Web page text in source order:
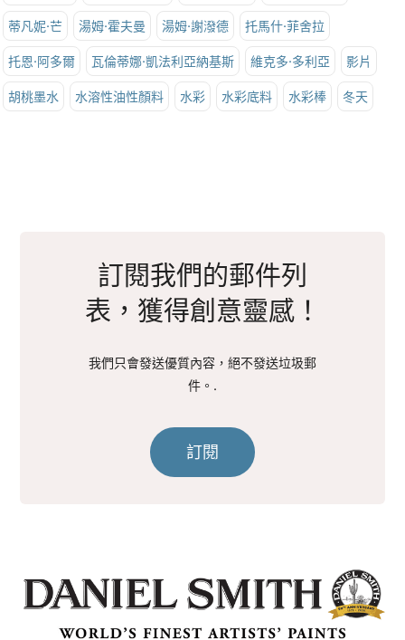
蒂凡妮·芒 湯姆·霍夫曼 湯姆·謝潑德 托馬什·菲舍拉
托恩·阿多爾 瓦倫蒂娜·凱法利亞納基斯 維克多·多利亞 影片
胡桃墨水 水溶性油性顏料 水彩 水彩底料 水彩棒 冬天
訂閱我們的郵件列
表，獲得創意靈感！
我們只會發送優質內容，絕不發送垃圾郵
件。.
訂閱